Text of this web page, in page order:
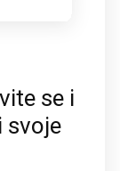
se i
svoje